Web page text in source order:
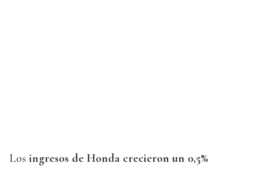
Los ingresos de Honda crecieron un 0,5%